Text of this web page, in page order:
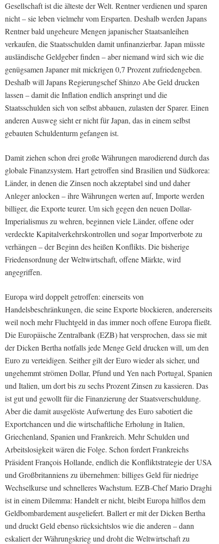
Gesellschaft ist die älteste der Welt. Rentner verdienen und sparen
nicht – sie leben vielmehr vom Ersparten. Deshalb werden Japans
Rentner bald ungeheure Mengen japanischer Staatsanleihen
verkaufen, die Staatsschulden damit unfinanzierbar. Japan müsste
ausländische Geldgeber finden – aber niemand wird sich wie die
genügsamen Japaner mit mickrigen 0,7 Prozent zufriedengeben.
Deshalb will Japans Regierungschef Shinzo Abe Geld drucken
lassen – damit die Inflation endlich anspringt und die
Staatsschulden sich von selbst abbauen, zulasten der Sparer. Einen
anderen Ausweg sieht er nicht für Japan, das in einem selbst
gebauten Schuldenturm gefangen ist.
Damit ziehen schon drei große Währungen marodierend durch das
globale Finanzsystem. Hart getroffen sind Brasilien und Südkorea:
Länder, in denen die Zinsen noch akzeptabel sind und daher
Anleger anlocken – ihre Währungen werten auf, Importe werden
billiger, die Exporte teurer. Um sich gegen den neuen Dollar-
Imperialismus zu wehren, beginnen viele Länder, offene oder
verdeckte Kapitalverkehrskontrollen und sogar Importverbote zu
verhängen – der Beginn des heißen Konflikts. Die bisherige
Friedensordnung der Weltwirtschaft, offene Märkte, wird
angegriffen.
Europa wird doppelt getroffen: einerseits von
Handelsbeschränkungen, die seine Exporte blockieren, andererseits
weil noch mehr Fluchtgeld in das immer noch offene Europa fließt.
Die Europäische Zentralbank (EZB) hat versprochen, dass sie mit
der Dicken Bertha notfalls jede Menge Geld drucken will, um den
Euro zu verteidigen. Seither gilt der Euro wieder als sicher, und
ungehemmt strömen Dollar, Pfund und Yen nach Portugal, Spanien
und Italien, um dort bis zu sechs Prozent Zinsen zu kassieren. Das
ist gut und gewollt für die Finanzierung der Staatsverschuldung.
Aber die damit ausgelöste Aufwertung des Euro sabotiert die
Exportchancen und die wirtschaftliche Erholung in Italien,
Griechenland, Spanien und Frankreich. Mehr Schulden und
Arbeitslosigkeit wären die Folge. Schon fordert Frankreichs
Präsident François Hollande, endlich die Konfliktstrategie der USA
und Großbritanniens zu übernehmen: billiges Geld für niedrige
Wechselkurse und schnelleres Wachstum. EZB-Chef Mario Draghi
ist in einem Dilemma: Handelt er nicht, bleibt Europa hilflos dem
Geldbombardement ausgeliefert. Ballert er mit der Dicken Bertha
und druckt Geld ebenso rücksichtslos wie die anderen – dann
eskaliert der Währungskrieg und droht die Weltwirtschaft zu